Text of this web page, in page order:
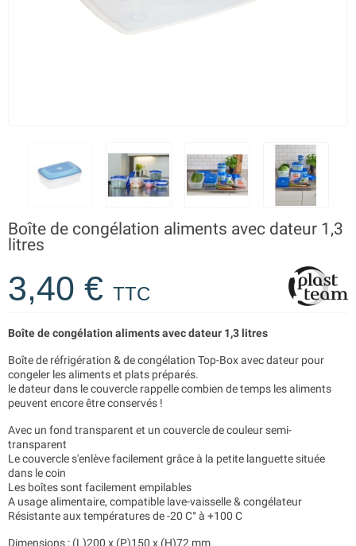
Boîte de congélation aliments avec dateur 1,3
litres
3,40 € TTC
Boîte de congélation aliments avec dateur 1,3 litres
Boîte de réfrigération & de congélation Top-Box avec dateur pour
congeler les aliments et plats préparés.
le dateur dans le couvercle rappelle combien de temps les aliments
peuvent encore être conservés !
Avec un fond transparent et un couvercle de couleur semi-
transparent
Le couvercle s'enlève facilement grâce à la petite languette située
dans le coin
Les boîtes sont facilement empilables
A usage alimentaire, compatible lave-vaisselle & congélateur
Résistante aux températures de -20 C° à +100 C
Dimensions : (L)200 x (P)150 x (H)72 mm